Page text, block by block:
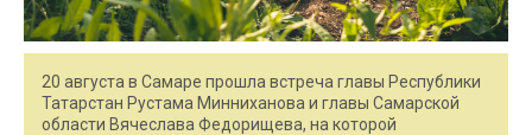
20 августа в Самаре прошла встреча главы Республики
Татарстан Рустама Минниханова и главы Самарской
области Вячеслава Федорищева, на которой